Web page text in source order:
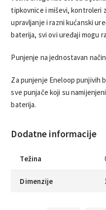
tipkovnice i miševi, kontroleri
upravljanje i razni kućanski
baterija, svi ovi uređaji mogu
Punjenje na jednostavan način
Za punjenje Eneloop punjivih
sve punjače koji su
baterija.
Dodatne informacije
Težina
Dimenzije